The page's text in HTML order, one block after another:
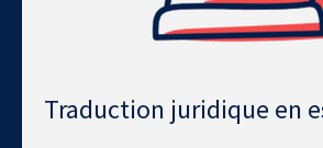
Traduction juridique en